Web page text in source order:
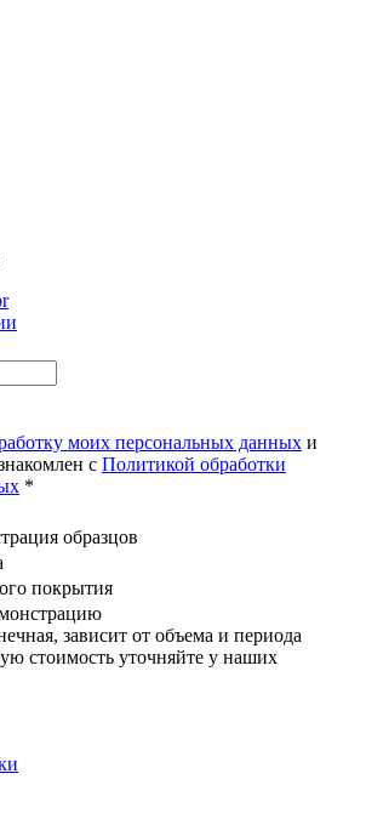
моих персональных данных и
с Политикой обработки
*
образцов
покрытия
зависит от объема и периода
стоимость уточняйте у наших